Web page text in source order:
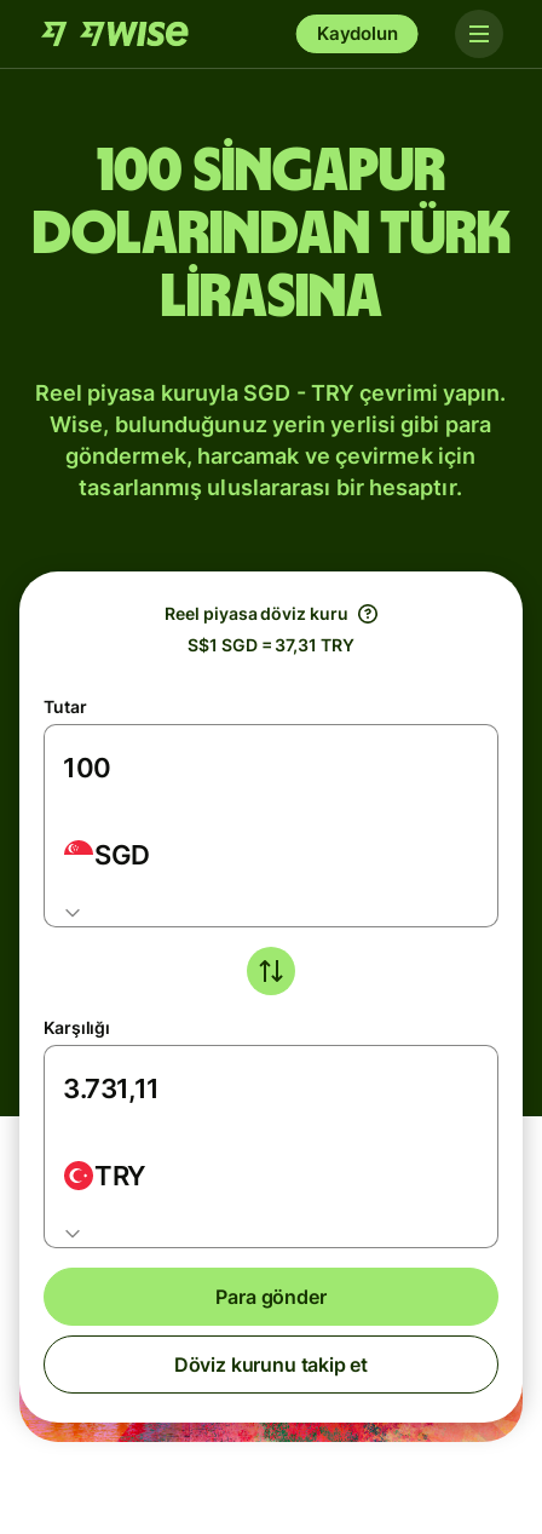
Kaydolun
100 Singapur
dolarından Türk
lirasına
Reel piyasa kuruyla SGD - TRY çevrimi yapın.
Wise, bulunduğunuz yerin yerlisi gibi para
göndermek, harcamak ve çevirmek için
tasarlanmış uluslararası bir hesaptır.
Reel piyasa döviz kuru
S$1 SGD = 37,31 TRY
Tutar
SGD
Karşılığı
TRY
Para gönder
Döviz kurunu takip et